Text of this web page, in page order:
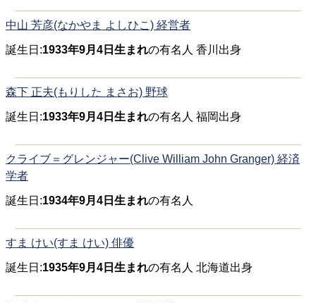
中山 芳彦(なかやま よしひこ) 経営者
誕生日:1933年9月4日生まれの有名人 香川出身
森下 正夫(もりした まさお) 野球
誕生日:1933年9月4日生まれの有名人 福岡出身
クライブ＝グレンジャー(Clive William John Granger) 経済
学者
誕生日:1934年9月4日生まれの有名人
すま けい(すま けい) 俳優
誕生日:1935年9月4日生まれの有名人 北海道出身